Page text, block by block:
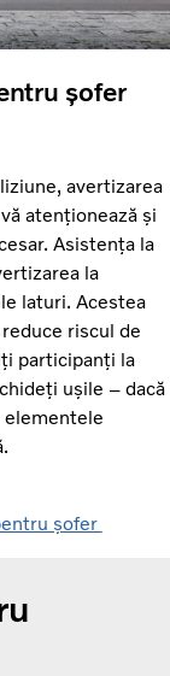
șofer
avertizarea
atenționează și
Asistența la
la
laturi. Acestea
riscul de
participanți la
ușile – dacă
elementele
șofer